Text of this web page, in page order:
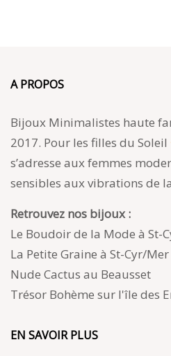
A PROPOS
Bijoux Minimalistes haute
2017. Pour les filles du Soleil
s’adresse aux femmes
sensibles aux vibrations de
Retrouvez nos bijoux :
Le Boudoir de la Mode à St-
La Petite Graine à St-Cyr/Mer
Nude Cactus au Beausset
Trésor Bohème sur l'île des
EN SAVOIR PLUS